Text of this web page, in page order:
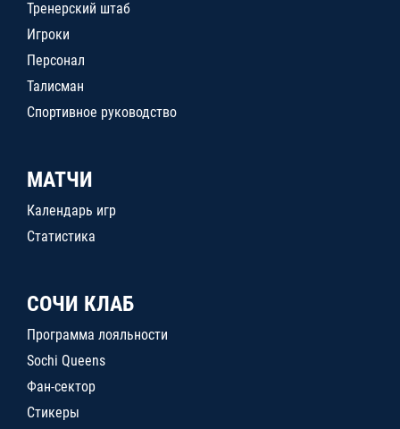
Тренерский штаб
Игроки
Персонал
Талисман
Спортивное руководство
МАТЧИ
Календарь игр
Статистика
СОЧИ КЛАБ
Программа лояльности
Sochi Queens
Фан-сектор
Стикеры